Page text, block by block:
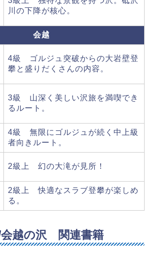
川の下降が核心。
会越
4級 ゴルジュ突破からの大岩壁登
攀と盛りだくさんの内容。
3級 山深く美しい沢旅を満喫でき
るルート。
4級 無限にゴルジュが続く中上級
者向きルート。
2級上 幻の大滝が見所！
2級上 快適なスラブ登攀が楽しめ
る。
会越の沢 関連書籍